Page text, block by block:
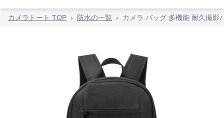
カメラトート TOP › 防水の一覧 › カメラ バッグ 多機能 耐久撮影